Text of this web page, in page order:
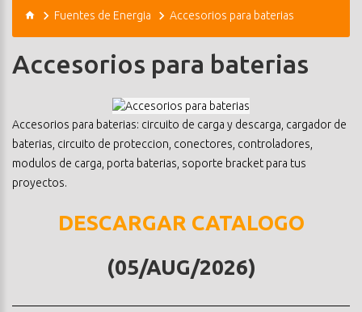
Fuentes de Energia Accesorios para baterias
Accesorios para baterias
Accesorios para baterias: circuito de carga y descarga, cargador de
baterias, circuito de proteccion, conectores, controladores,
modulos de carga, porta baterias, soporte bracket para tus
proyectos.
DESCARGAR CATALOGO
(05/AUG/2026)